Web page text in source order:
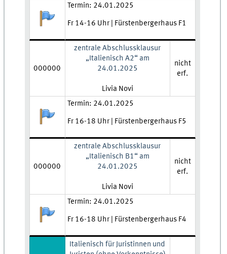
Anmeldestatus:
Zeit und Ort:
Termin: 24.01.2025
Fr 14-16 Uhr | Fürstenbergerhaus F1
000000
zentrale Abschlussklausur
„Italienisch A2“ am
24.01.2025
Lehrkraft:
Livia Novi
nicht
erf.
Anmeldestatus:
Zeit und Ort:
Termin: 24.01.2025
Fr 16-18 Uhr | Fürstenbergerhaus F5
000000
zentrale Abschlussklausur
„Italienisch B1“ am
24.01.2025
Lehrkraft:
Livia Novi
nicht
erf.
Anmeldestatus:
Zeit und Ort:
Termin: 24.01.2025
Fr 16-18 Uhr | Fürstenbergerhaus F4
Italienisch für Juristinnen und